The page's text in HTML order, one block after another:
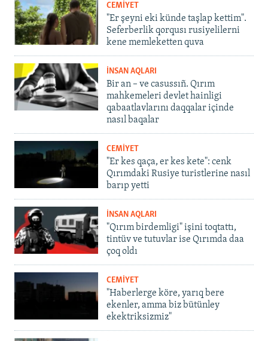
CEMİYET
"Er şeyni eki künde taşlap kettim".
Seferberlik qorqusı rusiyelilerni
kene memleketten quva
İNSAN AQLARI
Bir an – ve casussıñ. Qırım
mahkemeleri devlet hainligi
qabaatlavlarını daqqalar içinde
nasıl baqalar
CEMİYET
"Er kes qaça, er kes kete": cenk
Qırımdaki Rusiye turistlerine nasıl
barıp yetti
İNSAN AQLARI
"Qırım birdemligi" işini toqtattı,
tintüv ve tutuvlar ise Qırımda daa
çoq oldı
CEMİYET
"Haberlerge köre, yarıq bere
ekenler, amma biz bütünley
ekektriksizmiz"